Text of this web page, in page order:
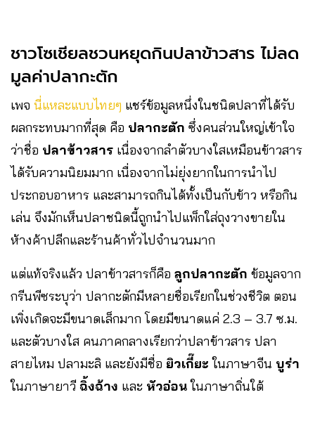
ชาวโซเชียลชวนหยุดกินปลาข้าวสาร ไม่ลด
มูลค่าปลากะตัก
เพจ นี่แหละแบบไทยๆ แชร์ข้อมูลหนึ่งในชนิดปลาที่ได้รับ
ผลกระทบมากที่สุด คือ ปลากะตัก ซึ่งคนส่วนใหญ่เข้าใจ
ว่าชื่อ ปลาข้าวสาร เนื่องจากลำตัวบางใสเหมือนข้าวสาร
ได้รับความนิยมมาก เนื่องจากไม่ยุ่งยากในการนำไป
ประกอบอาหาร และสามารถกินได้ทั้งเป็นกับข้าว หรือกิน
เล่น จึงมักเห็นปลาชนิดนี้ถูกนำไปแพ็กใส่ถุงวางขายใน
ห้างค้าปลีกและร้านค้าทั่วไปจำนวนมาก
แต่แท้จริงแล้ว ปลาข้าวสารก็คือ ลูกปลากะตัก ข้อมูลจาก
กรีนพีซระบุว่า ปลากะตักมีหลายชื่อเรียกในช่วงชีวิต ตอน
เพิ่งเกิดจะมีขนาดเล็กมาก โดยมีขนาดแค่ 2.3 – 3.7 ซ.ม.
และตัวบางใส คนภาคกลางเรียกว่าปลาข้าวสาร ปลา
สายไหม ปลามะลิ และยังมีชื่อ ยิวเกี๊ยะ ในภาษาจีน บูร่า
ในภาษายาวี ฉิ้งฉ้าง และ หัวอ่อนในภาษาถิ่นใต้